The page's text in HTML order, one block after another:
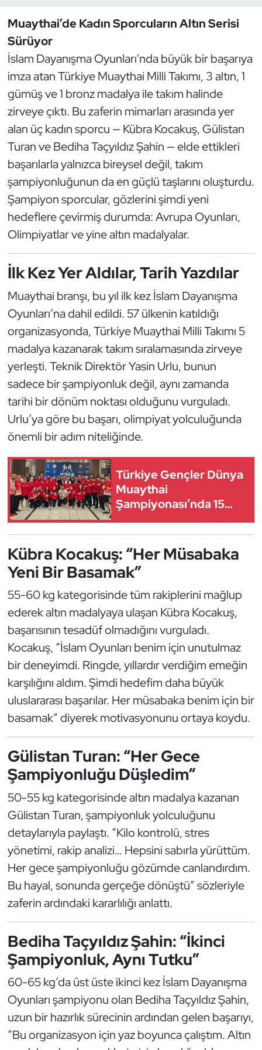
Muaythai’de Kadın Sporcuların Altın Serisi
Sürüyor
İslam Dayanışma Oyunları'nda büyük bir başarıya
imza atan Türkiye Muaythai Milli Takımı, 3 altın, 1
gümüş ve 1 bronz madalya ile takım halinde
zirveye çıktı. Bu zaferin mimarları arasında yer
alan üç kadın sporcu — Kübra Kocakuş, Gülistan
Turan ve Bediha Taçyıldız Şahin — elde ettikleri
başarılarla yalnızca bireysel değil, takım
şampiyonluğunun da en güçlü taşlarını oluşturdu.
Şampiyon sporcular, gözlerini şimdi yeni
hedeflere çevirmiş durumda: Avrupa Oyunları,
Olimpiyatlar ve yine altın madalyalar.
İlk Kez Yer Aldılar, Tarih Yazdılar
Muaythai branşı, bu yıl ilk kez İslam Dayanışma
Oyunları’na dahil edildi. 57 ülkenin katıldığı
organizasyonda, Türkiye Muaythai Milli Takımı 5
madalya kazanarak takım sıralamasında zirveye
yerleşti. Teknik Direktör Yasin Urlu, bunun
sadece bir şampiyonluk değil, aynı zamanda
tarihi bir dönüm noktası olduğunu vurguladı.
Urlu’ya göre bu başarı, olimpiyat yolculuğunda
önemli bir adım niteliğinde.
Türkiye Gençler Dünya
Muaythai
Şampiyonası’nda 15
Kübra Kocakuş: “Her Müsabaka
Yeni Bir Basamak”
55-60 kg kategorisinde tüm rakiplerini mağlup
ederek altın madalyaya ulaşan Kübra Kocakuş,
başarısının tesadüf olmadığını vurguladı.
Kocakuş, “İslam Oyunları benim için unutulmaz
bir deneyimdi. Ringde, yıllardır verdiğim emeğin
karşılığını aldım. Şimdi hedefim daha büyük
uluslararası başarılar. Her müsabaka benim için bir
basamak” diyerek motivasyonunu ortaya koydu.
Gülistan Turan: “Her Gece
Şampiyonluğu Düşledim”
50-55 kg kategorisinde altın madalya kazanan
Gülistan Turan, şampiyonluk yolculuğunu
detaylarıyla paylaştı. “Kilo kontrolü, stres
yönetimi, rakip analizi… Hepsini sabırla yürüttüm.
Her gece şampiyonluğu gözümde canlandırdım.
Bu hayal, sonunda gerçeğe dönüştü” sözleriyle
zaferin ardındaki kararlılığı anlattı.
Bediha Taçyıldız Şahin: “İkinci
Şampiyonluk, Aynı Tutku”
60-65 kg’da üst üste ikinci kez İslam Dayanışma
Oyunları şampiyonu olan Bediha Taçyıldız Şahin,
uzun bir hazırlık sürecinin ardından gelen başarıyı,
“Bu organizasyon için yaz boyunca çalıştım. Altın
Dans Sporları
Dövüş Sanatı
E-Spor
Eskrim
Futbol
Futsal
Genel
Golf
Güreş
Halter
Hava Sporları
Hentbol
İşitme Engelli Sporcular
Judo ve Kuraş
Karate
Kayak
Kempo
Kick Boks
Kürek
Masa Tenisi
Modern Pentatlon
Motor Sporları
Muay Thai
Optimist
Oryantiring
Özel Sporcular
Paralimpik
Ragbi
Satranç
Su Topu
Sualtı Sporları
Tekvando
Tenis